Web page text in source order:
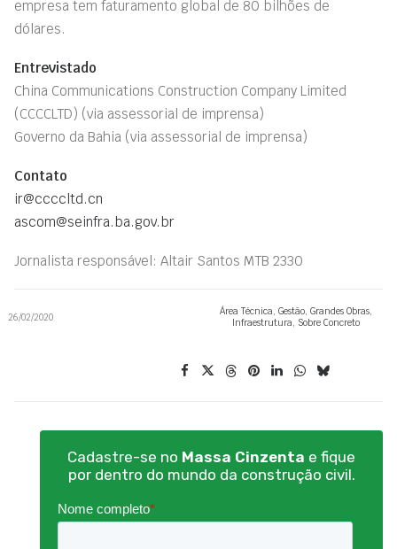
empresa tem faturamento global de 80 bilhões de
dólares.
Entrevistado
China Communications Construction Company Limited
(CCCCLTD) (via assessorial de imprensa)
Governo da Bahia (via assessorial de imprensa)
Contato
ir@ccccltd.cn
ascom@seinfra.ba.gov.br
Jornalista responsável: Altair Santos MTB 2330
26/02/2020 Área Técnica, Gestão, Grandes Obras,
Infraestrutura, Sobre Concreto
Cadastre-se no Massa Cinzenta e fique
por dentro do mundo da construção civil.